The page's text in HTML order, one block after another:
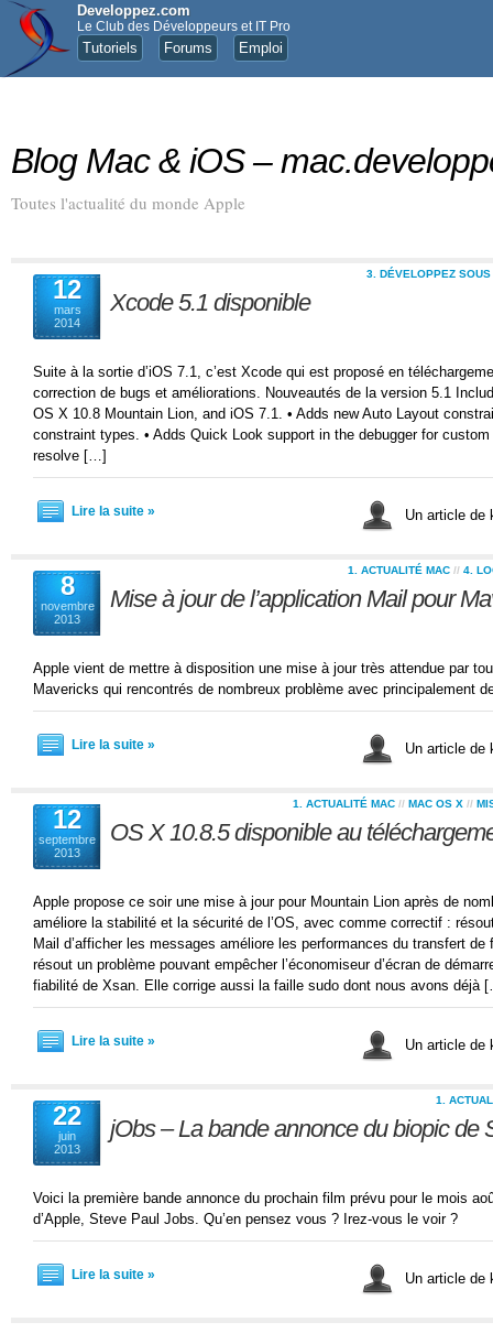
Developpez.com
Le Club des Développeurs et IT Pro
Tutoriels Forums Emploi
Blog Mac & iOS –
Toutes l'actualité du monde Apple
12
mars
2014
3. DÉVELOPPEZ SOUS
Xcode 5.1 disponible
Suite à la sortie d’iOS 7.1, c’est Xcode qui est proposé en
correction de bugs et améliorations. Nouveautés de la version 5.1
OS X 10.8 Mountain Lion, and iOS 7.1. • Adds new Auto Layout
constraint types. • Adds Quick Look support in the debugger for
resolve […]
Lire la suite » Un article de
8
novembre
2013
1. ACTUALITÉ MAC // 4.
Mise à jour de l’application Mail pour
Apple vient de mettre à disposition une mise à jour très attendue par
Mavericks qui rencontrés de nombreux problème avec principalement
Lire la suite » Un article de
12
septembre
2013
1. ACTUALITÉ MAC // MAC OS X //
OS X 10.8.5 disponible au
Apple propose ce soir une mise à jour pour Mountain Lion après de
améliore la stabilité et la sécurité de l’OS, avec comme correctif :
Mail d’afficher les messages améliore les performances du transfert
résout un problème pouvant empêcher l’économiseur d’écran de
fiabilité de Xsan. Elle corrige aussi la faille sudo dont nous avons déjà
Lire la suite » Un article de
22
juin
2013
1.
jObs – La bande annonce du biopic de
Voici la première bande annonce du prochain film prévu pour le mois
d’Apple, Steve Paul Jobs. Qu’en pensez vous ? Irez-vous le voir ?
Lire la suite » Un article de